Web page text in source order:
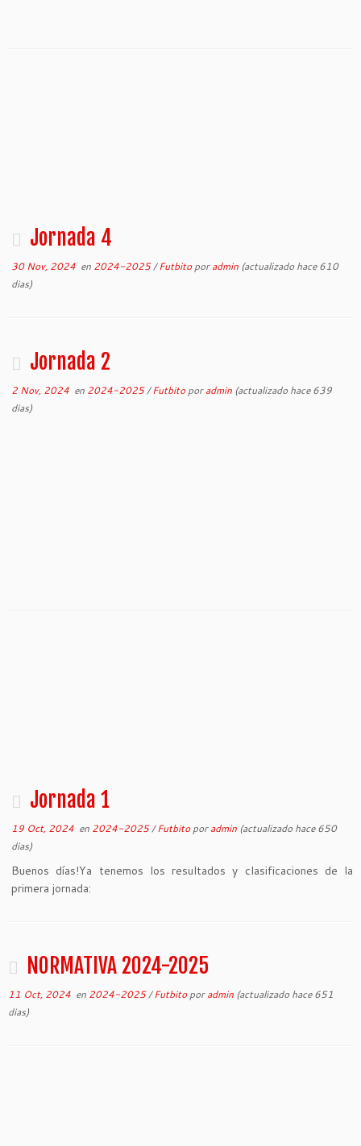
Jornada 4
30 Nov, 2024 en 2024-2025/Futbitoporadmin (actualizado hace 610
dias)
Jornada 2
2 Nov, 2024 en 2024-2025/Futbitoporadmin (actualizado hace 639
dias)
Jornada 1
19 Oct, 2024 en 2024-2025/Futbitoporadmin (actualizado hace 650
dias)
Buenos días!Ya tenemos los resultados y clasificaciones de la
primera jornada:
NORMATIVA 2024-2025
11 Oct, 2024 en 2024-2025/Futbitoporadmin (actualizado hace 651
dias)